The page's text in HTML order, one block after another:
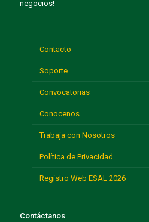
negocios!
Contacto
Soporte
Convocatorias
Conocenos
Trabaja con Nosotros
Política de Privacidad
Registro Web ESAL 2026
Contáctanos